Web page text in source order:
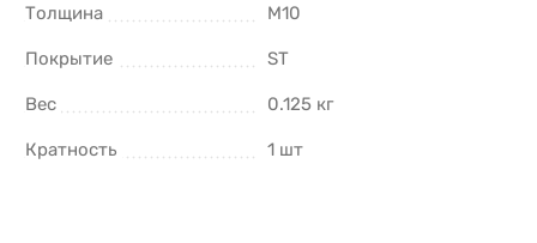
Толщина М10
Покрытие ST
Вес 0.125 кг
Кратность 1 шт